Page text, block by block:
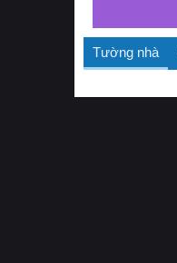
Tường nhà